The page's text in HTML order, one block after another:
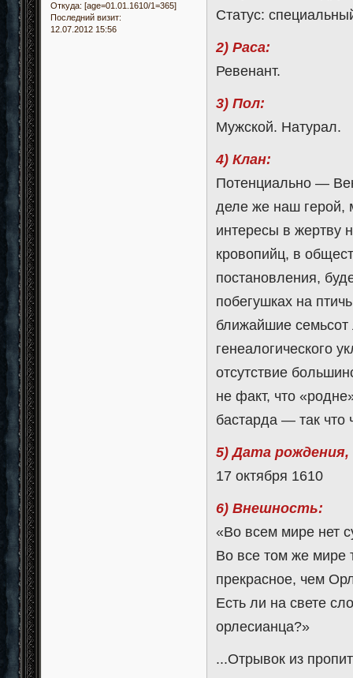
Откуда: [age=01.01.1610/1=365]
Последний визит:
12.07.2012 15:56
Статус:
2) Раса:
Ревенант.
3) Пол:
Мужской. Натурал.
4) Клан:
Потенциально —
деле же наш герой,
интересы в жертву
кровопийц, в
постановления,
побегушках на
ближайшие семьсот
генеалогического
отсутствие
не факт, что
бастарда — так что
5) Дата рождения,
17 октября 1610
6) Внешность:
«Во всем мире нет
Во все том же мире
прекрасное, чем
Есть ли на свете
орлесианца?»
...Отрывок из